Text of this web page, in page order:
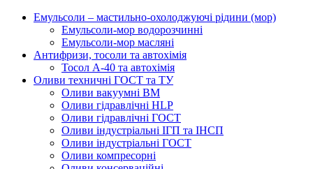
Емульсоли – мастильно-охолоджуючі рідини (мор)
Емульсоли-мор водорозчинні
Емульсоли-мор масляні
Антифризи, тосоли та автохімія
Тосол А-40 та автохімія
Оливи техничні ГОСТ та ТУ
Оливи вакуумні ВМ
Оливи гідравлічні HLP
Оливи гідравлічні ГОСТ
Оливи індустріальні ІГП та ІНСП
Оливи індустріальні ГОСТ
Оливи компресорні